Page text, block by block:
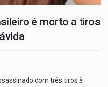
é morto a tiros
com três tiros à